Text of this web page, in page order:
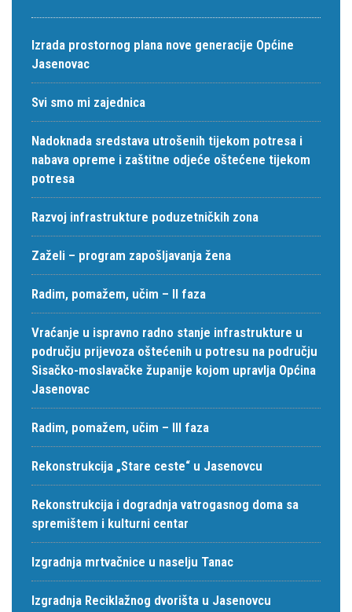
Izrada prostornog plana nove generacije Općine
Jasenovac
Svi smo mi zajednica
Nadoknada sredstava utrošenih tijekom potresa i
nabava opreme i zaštitne odjeće oštećene tijekom
potresa
Razvoj infrastrukture poduzetničkih zona
Zaželi – program zapošljavanja žena
Radim, pomažem, učim – II faza
Vraćanje u ispravno radno stanje infrastrukture u
području prijevoza oštećenih u potresu na području
Sisačko-moslavačke županije kojom upravlja Općina
Jasenovac
Radim, pomažem, učim – III faza
Rekonstrukcija „Stare ceste“ u Jasenovcu
Rekonstrukcija i dogradnja vatrogasnog doma sa
spremištem i kulturni centar
Izgradnja mrtvačnice u naselju Tanac
Izgradnja Reciklažnog dvorišta u Jasenovcu